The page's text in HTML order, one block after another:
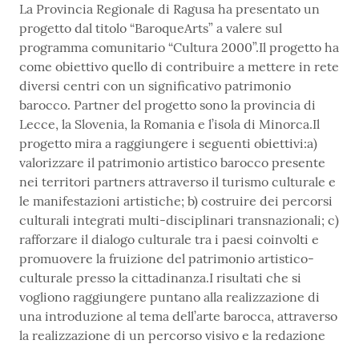
La Provincia Regionale di Ragusa ha presentato un
progetto dal titolo “BaroqueArts” a valere sul
programma comunitario “Cultura 2000”.Il progetto ha
come obiettivo quello di contribuire a mettere in rete
diversi centri con un significativo patrimonio
barocco. Partner del progetto sono la provincia di
Lecce, la Slovenia, la Romania e l’isola di Minorca.Il
progetto mira a raggiungere i seguenti obiettivi:a)
valorizzare il patrimonio artistico barocco presente
nei territori partners attraverso il turismo culturale e
le manifestazioni artistiche; b) costruire dei percorsi
culturali integrati multi-disciplinari transnazionali; c)
rafforzare il dialogo culturale tra i paesi coinvolti e
promuovere la fruizione del patrimonio artistico-
culturale presso la cittadinanza.I risultati che si
vogliono raggiungere puntano alla realizzazione di
una introduzione al tema dell’arte barocca, attraverso
la realizzazione di un percorso visivo e la redazione